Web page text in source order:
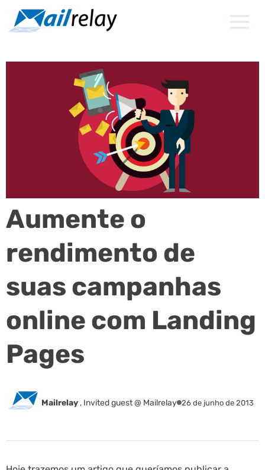
para
Aumente o
rendimento de
suas campanhas
online com Landing
Pages
Mailrelay , Invited guest @ Mailrelay 26 de junho de 2013